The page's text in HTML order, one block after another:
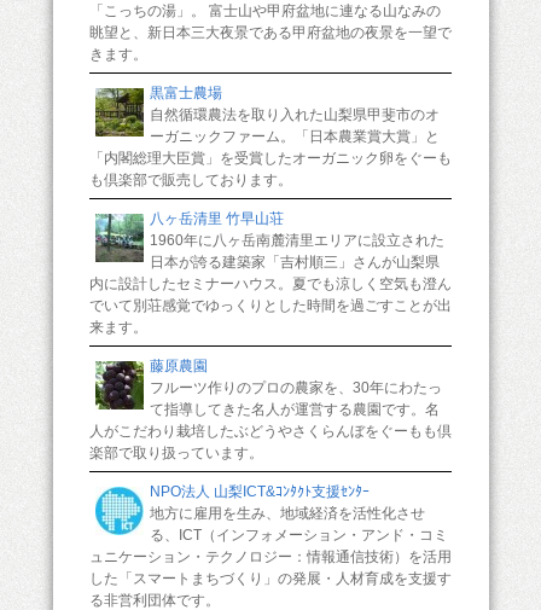
「こっちの湯」。 富士山や甲府盆地に連なる山なみの
眺望と、新日本三大夜景である甲府盆地の夜景を一望で
きます。
黒富士農場
自然循環農法を取り入れた山梨県甲斐市のオ
ーガニックファーム。「日本農業賞大賞」と
「内閣総理大臣賞」を受賞したオーガニック卵をぐーも
も倶楽部で販売しております。
八ヶ岳清里 竹早山荘
1960年に八ヶ岳南麓清里エリアに設立された
日本が誇る建築家「吉村順三」さんが山梨県
内に設計したセミナーハウス。夏でも涼しく空気も澄ん
でいて別荘感覚でゆっくりとした時間を過ごすことが出
来ます。
藤原農園
フルーツ作りのプロの農家を、30年にわたっ
て指導してきた名人が運営する農園です。名
人がこだわり栽培したぶどうやさくらんぼをぐーもも倶
楽部で取り扱っています。
NPO法人 山梨ICT&ｺﾝﾀｸﾄ支援ｾﾝﾀｰ
地方に雇用を生み、地域経済を活性化させ
る、ICT（インフォメーション・アンド・コミ
ュニケーション・テクノロジー：情報通信技術）を活用
した「スマートまちづくり」の発展・人材育成を支援す
る非営利団体です。